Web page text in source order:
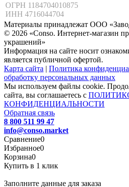
ОГРН 1184704010875
ИНН 4716044704
Материалы принадлежат ООО
© 2026 «Conso. Интернет-магазин
украшений»
Информация на сайте носит
является публичной офертой.
Карта сайта | Политика
обработку персональных данных
Мы используем файлы cookie.
сайта, вы соглашаетесь с
КОНФИДЕНЦИАЛЬНОСТИ
Обратная связь
8 800 511 99 47
info@conso.market
Сравнение0
Избранное0
Корзина0
Купить в 1 клик
Заполните данные для заказа